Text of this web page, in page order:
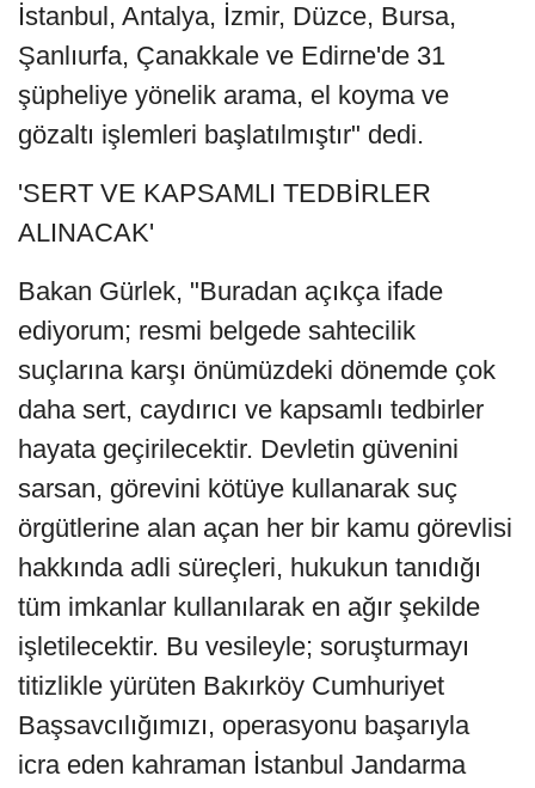
İstanbul, Antalya, İzmir, Düzce, Bursa,
Şanlıurfa, Çanakkale ve Edirne'de 31
şüpheliye yönelik arama, el koyma ve
gözaltı işlemleri başlatılmıştır" dedi.
'SERT VE KAPSAMLI TEDBİRLER
ALINACAK'
Bakan Gürlek, "Buradan açıkça ifade
ediyorum; resmi belgede sahtecilik
suçlarına karşı önümüzdeki dönemde çok
daha sert, caydırıcı ve kapsamlı tedbirler
hayata geçirilecektir. Devletin güvenini
sarsan, görevini kötüye kullanarak suç
örgütlerine alan açan her bir kamu görevlisi
hakkında adli süreçleri, hukukun tanıdığı
tüm imkanlar kullanılarak en ağır şekilde
işletilecektir. Bu vesileyle; soruşturmayı
titizlikle yürüten Bakırköy Cumhuriyet
Başsavcılığımızı, operasyonu başarıyla
icra eden kahraman İstanbul Jandarma